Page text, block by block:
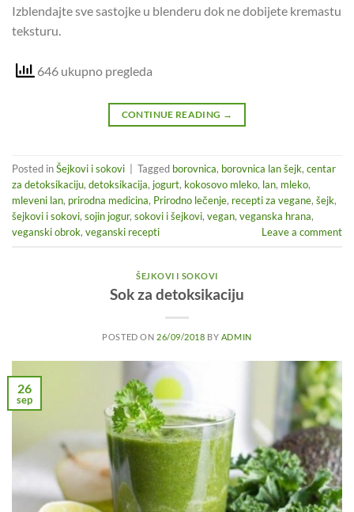
Izblendajte sve sastojke u blenderu dok ne dobijete kremastu
teksturu.
646 ukupno pregleda
CONTINUE READING →
Posted inŠejkovi i sokovi Tagged borovnica, borovnica lan šejk, centar
za detoksikaciju, detoksikacija, jogurt, kokosovo mleko, lan, mleko,
mleveni lan, prirodna medicina, Prirodno lečenje, recepti za vegane, šejk,
šejkovi i sokovi, sojin jogur, sokovi i šejkovi, vegan, veganska hrana,
veganski obrok, veganski recepti Leave a comment
ŠEJKOVI I SOKOVI
Sok za detoksikaciju
POSTED ON 26/09/2018 BY ADMIN
26
sep